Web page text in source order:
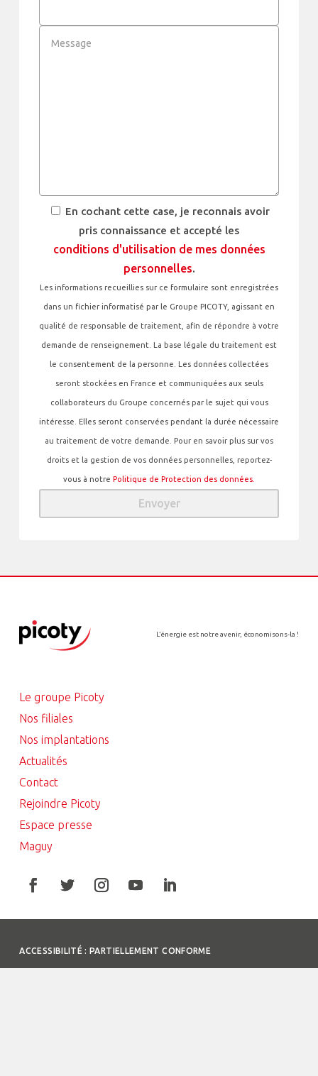
En cochant cette case, je reconnais avoir
pris connaissance et accepté les
conditions d'utilisation de mes données
personnelles.
Les informations recueillies sur ce formulaire sont enregistrées
dans un fichier informatisé par le Groupe PICOTY, agissant en
qualité de responsable de traitement, afin de répondre à votre
demande de renseignement. La base légale du traitement est
le consentement de la personne. Les données collectées
seront stockées en France et communiquées aux seuls
collaborateurs du Groupe concernés par le sujet qui vous
intéresse. Elles seront conservées pendant la durée nécessaire
au traitement de votre demande. Pour en savoir plus sur vos
droits et la gestion de vos données personnelles, reportez-
vous à notre Politique de Protection des données.
Envoyer
L’énergie est notre avenir, économisons-la !
Le groupe Picoty
Nos filiales
Nos implantations
Actualités
Contact
Rejoindre Picoty
Espace presse
Maguy
ACCESSIBILITÉ : PARTIELLEMENT CONFORME